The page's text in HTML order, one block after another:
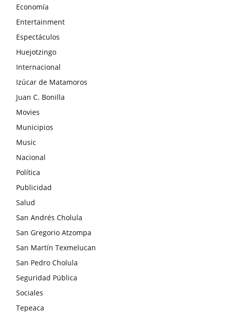
Economía
Entertainment
Espectáculos
Huejotzingo
Internacional
Izúcar de Matamoros
Juan C. Bonilla
Movies
Municipios
Music
Nacional
Política
Publicidad
Salud
San Andrés Cholula
San Gregorio Atzompa
San Martín Texmelucan
San Pedro Cholula
Seguridad Pública
Sociales
Tepeaca